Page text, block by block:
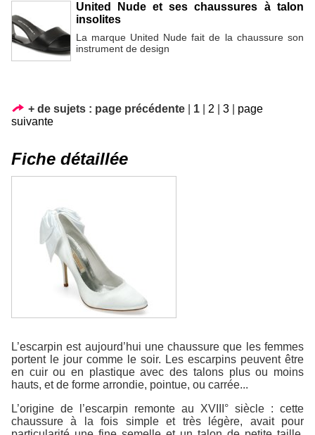
United Nude et ses chaussures à talon
insolites
La marque United Nude fait de la chaussure son
instrument de design
+ de sujets : page précédente 1 2 3
page
suivante
Fiche détaillée
L’escarpin est aujourd’hui une chaussure que les femmes
portent le jour comme le soir. Les escarpins peuvent être
en cuir ou en plastique avec des talons plus ou moins
hauts, et de forme arrondie, pointue, ou carrée...
L’origine de l’escarpin remonte au XVIII° siècle : cette
chaussure à la fois simple et très légère, avait pour